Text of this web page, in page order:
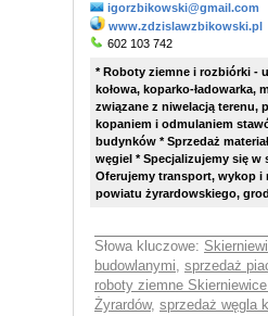
igorzbikowski@gmail.com
www.zdzislawzbikowski.pl
602 103 742
* Roboty ziemne i rozbiórki -
kołowa, koparko-ładowarka,
związane z niwelacją terenu,
kopaniem i odmulaniem
budynków * Sprzedaż
węgiel * Specjalizujemy się
Oferujemy transport, wykop i
powiatu żyrardowskiego,
Słowa kluczowe:
budowlanymi, sprzedaż
roboty ziemne
Żyrardów, sprzedaż węgla